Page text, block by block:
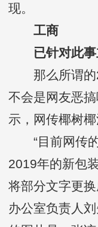
现。
工商
已针对此
那么所谓的
不会是网友恶
示，网传椰树
“目前网传的
2019年的新包
将部分文字更
办公室负责人